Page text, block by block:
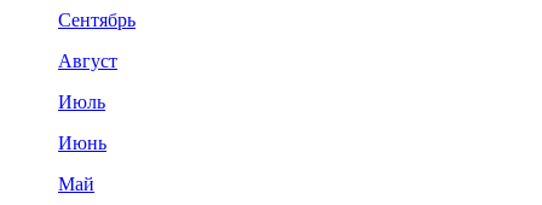
Сентябрь
Август
Июль
Июнь
Май